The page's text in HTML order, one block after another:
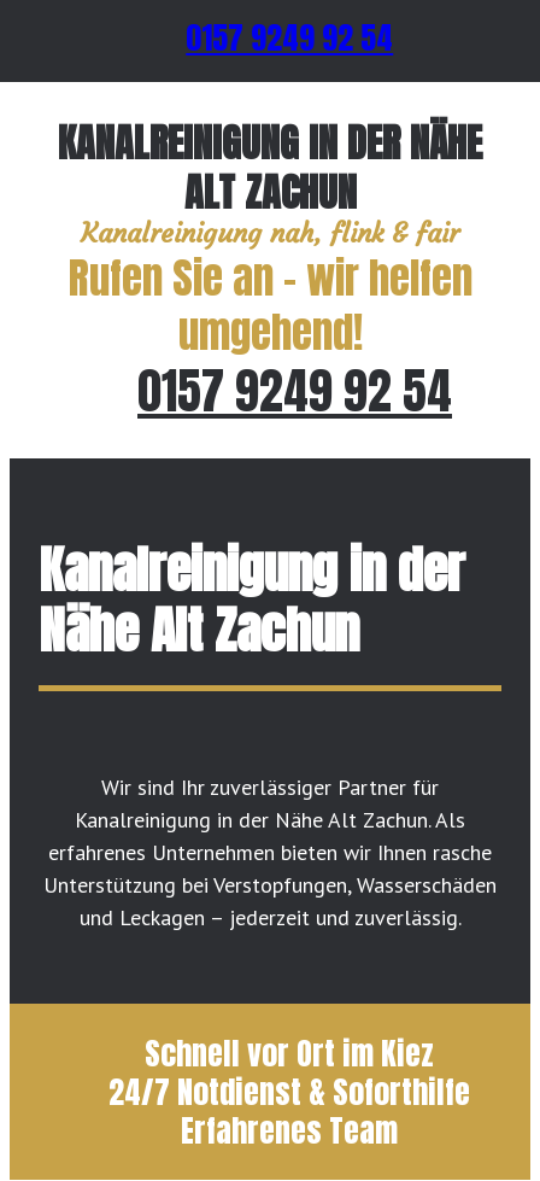
0157 9249 92 54
KANALREINIGUNG IN DER NÄHE
ALT ZACHUN
Kanalreinigung nah, flink & fair
Rufen Sie an – wir helfen
umgehend!
0157 9249 92 54
Kanalreinigung in der
Nähe Alt Zachun
Wir sind Ihr zuverlässiger Partner für
Kanalreinigung in der Nähe Alt Zachun. Als
erfahrenes Unternehmen bieten wir Ihnen rasche
Unterstützung bei Verstopfungen, Wasserschäden
und Leckagen – jederzeit und zuverlässig.
Schnell vor Ort im Kiez
24/7 Notdienst & Soforthilfe
Erfahrenes Team